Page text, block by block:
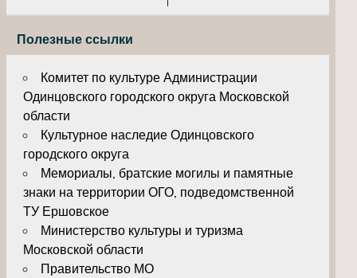
Полезные ссылки
Комитет по культуре Администрации
Одинцовского городского округа Московской
области
Культурное наследие Одинцовского
городского округа
Мемориалы, братские могилы и памятные
знаки на территории ОГО, подведомственной
ТУ Ершовское
Министерство культуры и туризма
Московской области
Правительство МО